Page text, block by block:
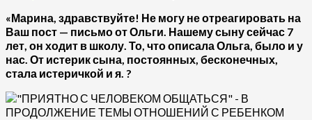
«Марина, здравствуйте! Не могу не отреагировать на
Ваш пост — письмо от Ольги. Нашему сыну сейчас 7
лет, он ходит в школу. То, что описала Ольга, было и у
нас. От истерик сына, постоянных, бесконечных,
стала истеричкой и я. ?